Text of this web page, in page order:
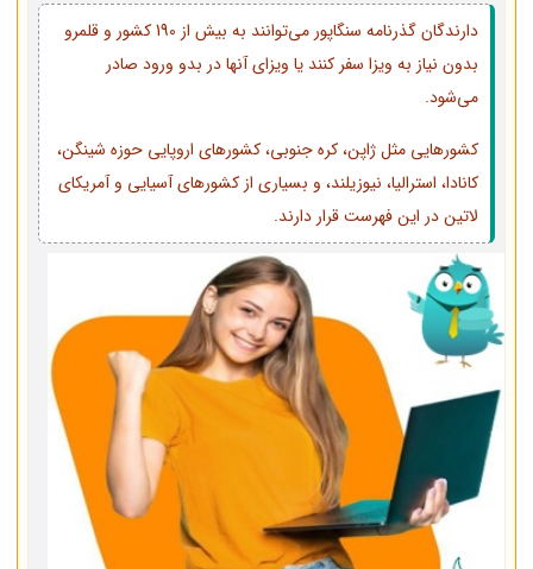
دارندگان گذرنامه سنگاپور می‌توانند به بیش از 190 کشور و قلمرو
بدون نیاز به ویزا سفر کنند یا ویزای آنها در بدو ورود صادر
می‌شود.
کشورهایی مثل ژاپن، کره جنوبی، کشورهای اروپایی حوزه شینگن،
کانادا، استرالیا، نیوزیلند، و بسیاری از کشورهای آسیایی و آمریکای
لاتین در این فهرست قرار دارند.